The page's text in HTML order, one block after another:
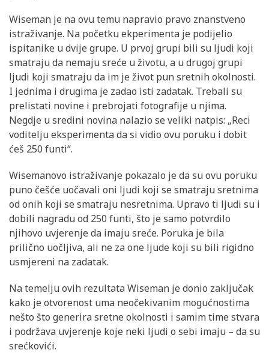
Wiseman je na ovu temu napravio pravo znanstveno
istraživanje. Na početku ekperimenta je podijelio
ispitanike u dvije grupe. U prvoj grupi bili su ljudi koji
smatraju da nemaju sreće u životu, a u drugoj grupi
ljudi koji smatraju da im je život pun sretnih okolnosti.
I jednima i drugima je zadao isti zadatak. Trebali su
prelistati novine i prebrojati fotografije u njima.
Negdje u sredini novina nalazio se veliki natpis: „Reci
voditelju eksperimenta da si vidio ovu poruku i dobit
ćeš 250 funti“.
Wisemanovo istraživanje pokazalo je da su ovu poruku
puno češće uočavali oni ljudi koji se smatraju sretnima
od onih koji se smatraju nesretnima. Upravo ti ljudi su i
dobili nagradu od 250 funti, što je samo potvrdilo
njihovo uvjerenje da imaju sreće. Poruka je bila
prilično uočljiva, ali ne za one ljude koji su bili rigidno
usmjereni na zadatak.
Na temelju ovih rezultata Wiseman je donio zaključak
kako je otvorenost uma neočekivanim mogućnostima
nešto što generira sretne okolnosti i samim time stvara
i podržava uvjerenje koje neki ljudi o sebi imaju – da su
srećkovići.